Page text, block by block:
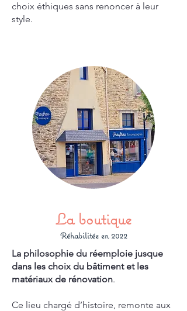
choix éthiques sans renoncer à leur
style.
La boutique
Réhabilitée en 2022
La philosophie du réemploie jusque
dans les choix du bâtiment et les
matériaux de rénovation.
Ce lieu chargé d’histoire, remonte aux